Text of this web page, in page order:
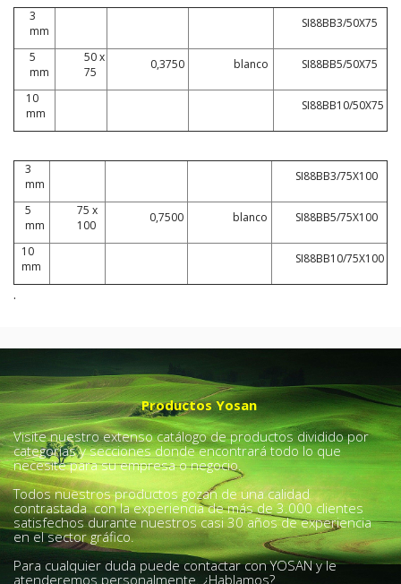
3
mm
SI88BB3/50X75
5
mm
50 x
75
0,3750 blanco SI88BB5/50X75
10
mm
SI88BB10/50X75
3
mm
SI88BB3/75X100
5
mm
75 x
100
0,7500 blanco SI88BB5/75X100
10
mm
SI88BB10/75X100
.
Productos Yosan
Visite nuestro extenso catálogo de productos dividido por
categorías y secciones donde encontrará todo lo que
necesite para su empresa o negocio.
Todos nuestros productos gozan de una calidad
contrastada con la experiencia de más de 3.000 clientes
satisfechos durante nuestros casi 30 años de experiencia
en el sector gráfico.
Para cualquier duda puede contactar con YOSAN y le
atenderemos personalmente. ¿Hablamos?